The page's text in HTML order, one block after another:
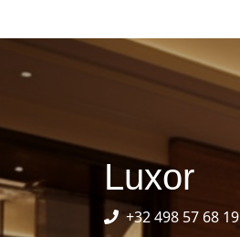
Luxor
+32 498 57 68 19